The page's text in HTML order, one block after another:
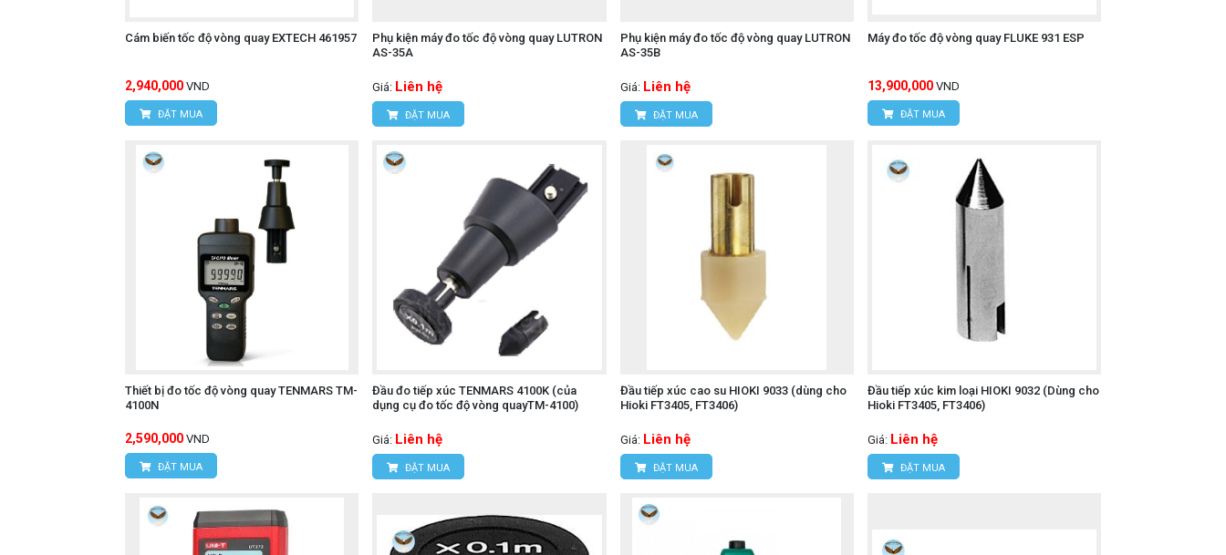
Cám biến tốc độ vòng quay EXTECH 461957
2,940,000 VND
ĐẶT MUA
Phụ kiện máy đo tốc độ vòng quay LUTRON
AS-35A
Giá: Liên hệ
ĐẶT MUA
Phụ kiện máy đo tốc độ vòng quay LUTRON
AS-35B
Giá: Liên hệ
ĐẶT MUA
Máy đo tốc độ vòng quay FLUKE 931 ESP
13,900,000 VND
ĐẶT MUA
Thiết bị đo tốc độ vòng quay TENMARS TM-
4100N
2,590,000 VND
ĐẶT MUA
Đầu đo tiếp xúc TENMARS 4100K (của
dụng cụ đo tốc độ vòng quayTM-4100)
Giá: Liên hệ
ĐẶT MUA
Đầu tiếp xúc cao su HIOKI 9033 (dùng cho
Hioki FT3405, FT3406)
Giá: Liên hệ
ĐẶT MUA
Đầu tiếp xúc kim loại HIOKI 9032 (Dùng cho
Hioki FT3405, FT3406)
Giá: Liên hệ
ĐẶT MUA